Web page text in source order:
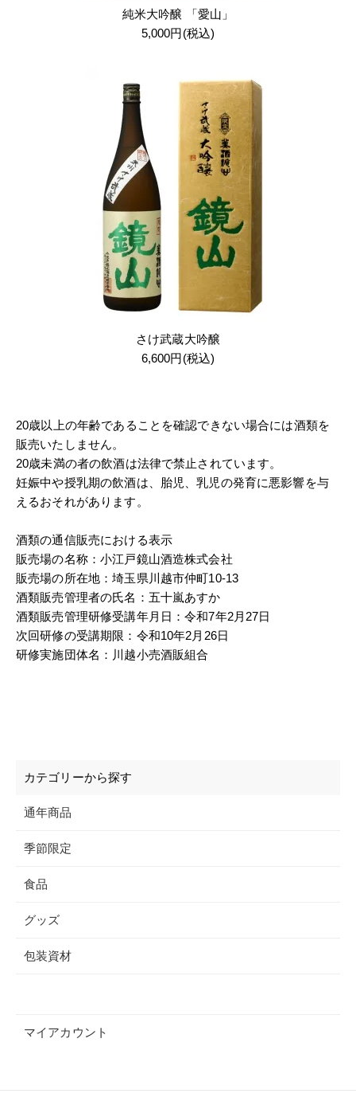
純米大吟醸 「愛山」
5,000円(税込)
さけ武蔵大吟醸
6,600円(税込)
20歳以上の年齢であることを確認できない場合には酒類を
販売いたしません。
20歳未満の者の飲酒は法律で禁止されています。
妊娠中や授乳期の飲酒は、胎児、乳児の発育に悪影響を与
えるおそれがあります。
酒類の通信販売における表示
販売場の名称：小江戸鏡山酒造株式会社
販売場の所在地：埼玉県川越市仲町10-13
酒類販売管理者の氏名：五十嵐あすか
酒類販売管理研修受講年月日：令和7年2月27日
次回研修の受講期限：令和10年2月26日
研修実施団体名：川越小売酒販組合
カテゴリーから探す
通年商品
季節限定
食品
グッズ
包装資材
マイアカウント